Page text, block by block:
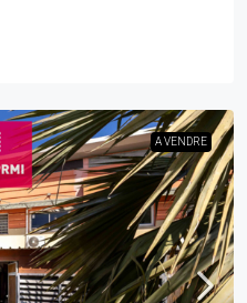
A VENDRE